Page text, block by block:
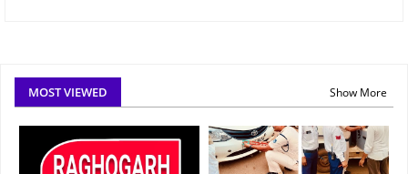
MOST VIEWED Show More